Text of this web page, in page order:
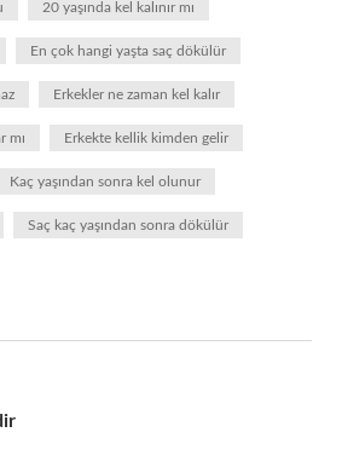
20 yaşında kel kalınır mı
En çok hangi yaşta saç dökülür
Erkekler ne zaman kel kalır
mı Erkekte kellik kimden gelir
Kaç yaşından sonra kel olunur
Saç kaç yaşından sonra dökülür